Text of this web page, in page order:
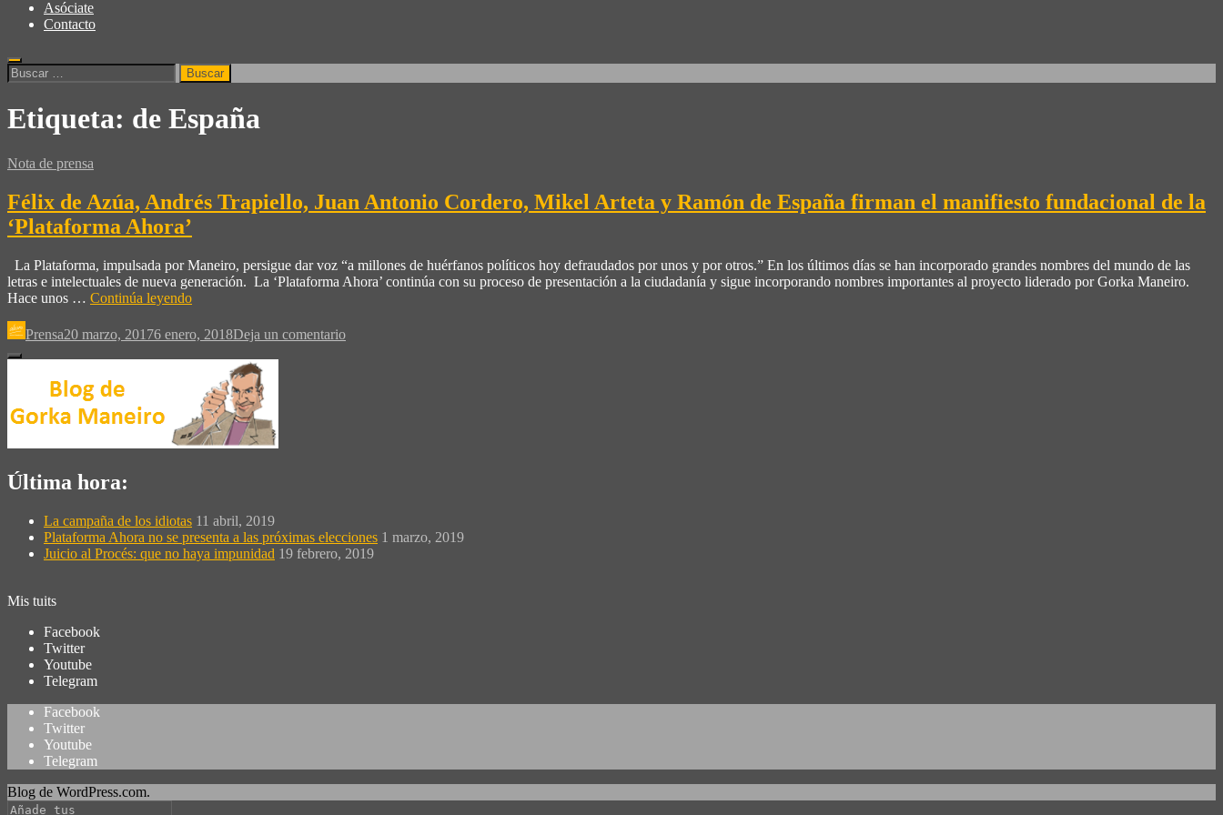
Asóciate
Contacto
Etiqueta: de España
Nota de prensa
Félix de Azúa, Andrés Trapiello, Juan Antonio Cordero, Mikel Arteta y Ramón de España firman el manifiesto fundacional de la
‘Plataforma Ahora’
La Plataforma, impulsada por Maneiro, persigue dar voz “a millones de huérfanos políticos hoy defraudados por unos y por otros.” En los últimos días se han incorporado grandes nombres del mundo de las
letras e intelectuales de nueva generación. La ‘Plataforma Ahora’ continúa con su proceso de presentación a la ciudadanía y sigue incorporando nombres importantes al proyecto liderado por Gorka Maneiro.
Hace unos … Continúa leyendo
Prensa20 marzo, 20176 enero, 2018Deja un comentario
Última hora:
La campaña de los idiotas 11 abril, 2019
Plataforma Ahora no se presenta a las próximas elecciones 1 marzo, 2019
Juicio al Procés: que no haya impunidad 19 febrero, 2019
Mis tuits
Facebook
Twitter
Youtube
Telegram
Facebook
Twitter
Youtube
Telegram
Blog de WordPress.com.